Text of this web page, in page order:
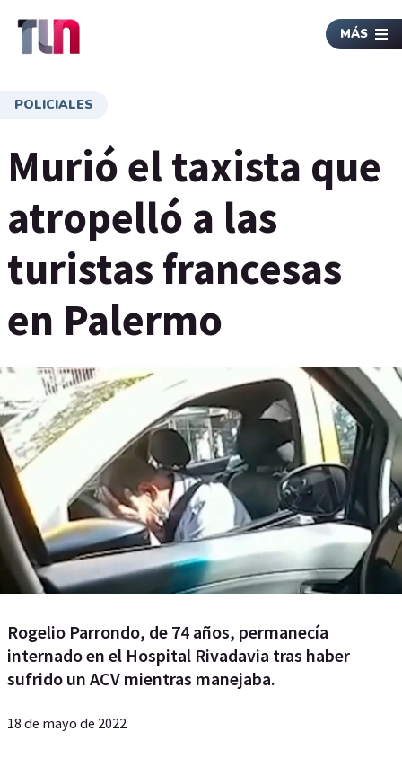
MÁS
POLICIALES
Murió el taxista que
atropelló a las
turistas francesas
en Palermo
Rogelio Parrondo, de 74 años, permanecía
internado en el Hospital Rivadavia tras haber
sufrido un ACV mientras manejaba.
18 de mayo de 2022